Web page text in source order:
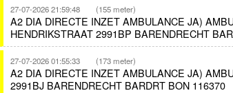
27-07-2026 21:59:48 (155 meter)
A2 DIA DIRECTE INZET AMBULANCE JA)
HENDRIKSTRAAT 2991BP BARENDRECHT
27-07-2026 01:55:33 (173 meter)
A2 DIA DIRECTE INZET AMBULANCE JA)
2991BJ BARENDRECHT BARDRT BON 116370